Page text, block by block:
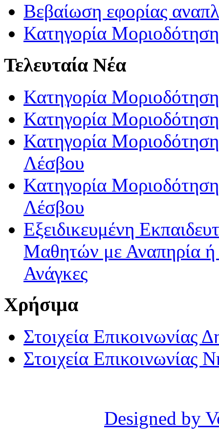
Βεβαίωση εφορίας
Κατηγορία
Τελευταία Νέα
Κατηγορία
Κατηγορία
Κατηγορία
Λέσβου
Κατηγορία
Λέσβου
Εξειδικευμένη
Μαθητών με Αναπηρία ή /
Ανάγκες
Χρήσιμα
Στοιχεία Επικοινωνίας
Στοιχεία Επικοινωνίας
Designed by